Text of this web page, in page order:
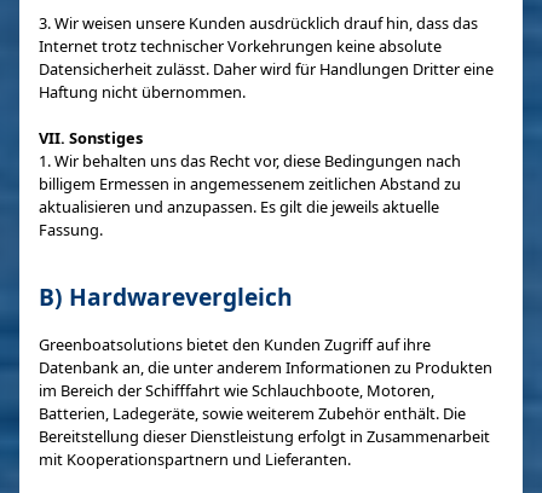
3. Wir weisen unsere Kunden ausdrücklich drauf hin, dass das
Internet trotz technischer Vorkehrungen keine absolute
Datensicherheit zulässt. Daher wird für Handlungen Dritter eine
Haftung nicht übernommen.
VII. Sonstiges
1. Wir behalten uns das Recht vor, diese Bedingungen nach
billigem Ermessen in angemessenem zeitlichen Abstand zu
aktualisieren und anzupassen. Es gilt die jeweils aktuelle
Fassung.
B) Hardwarevergleich
Greenboatsolutions bietet den Kunden Zugriff auf ihre
Datenbank an, die unter anderem Informationen zu Produkten
im Bereich der Schifffahrt wie Schlauchboote, Motoren,
Batterien, Ladegeräte, sowie weiterem Zubehör enthält. Die
Bereitstellung dieser Dienstleistung erfolgt in Zusammenarbeit
mit Kooperationspartnern und Lieferanten.